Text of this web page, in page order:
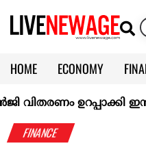
HOME ECONOMY
CALENDAR
KERALA @70
ഉറപ്പാക്കി ഇന്ത്യ ◆
FINANCE